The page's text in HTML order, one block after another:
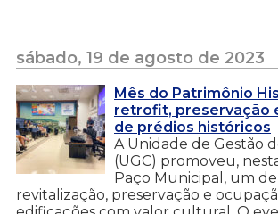
sábado, 19 de agosto de 2023
Mês do Patrimônio
retrofit, preservação
de prédios históricos
A Unidade de Gestão
(UGC) promoveu,
Paço Municipal, um
revitalização, preservação e